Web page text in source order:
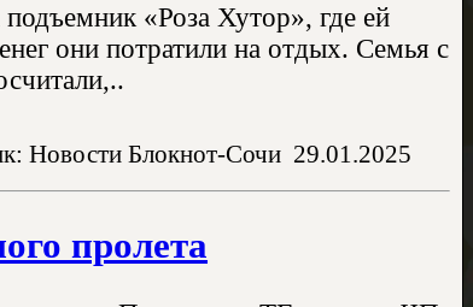
«Роза Хутор», где ей
они потратили на отдых. Семья с
Новости Блокнот-Сочи 29.01.2025
пролета